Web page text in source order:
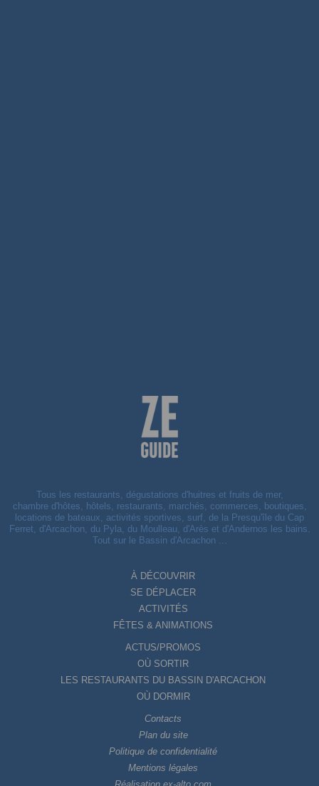
Tous les restaurants, dégustations d'huitres et fruits de mer,
chambre d'hôtes, hôtels, restaurants, marchés, commerces, boutiques,
locations de bateaux, activités sportives, surf, de la Presqu'île du Cap
Ferret, d'Arcachon, du Pyla, du Moulleau, d'Arès et d'Andernos les bains.
Tout sur le Bassin d'Arcachon ...
À DÉCOUVRIR
SE DÉPLACER
ACTIVITÉS
FÊTES & ANIMATIONS
ACTUS/PROMOS
OÙ SORTIR
LES RESTAURANTS DU BASSIN D'ARCACHON
OÙ DORMIR
Contacts
Plan du site
Politique de confidentialité
Mentions légales